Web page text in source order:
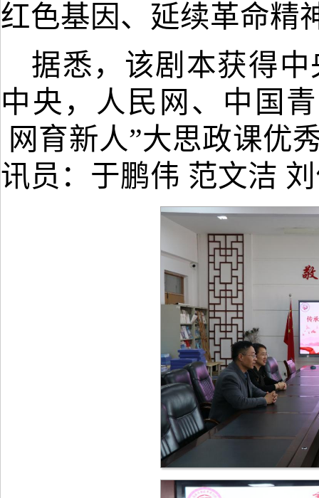
红色基因、延续革命精
据悉， 该剧本获得
中央，人民网、中国
网育新人”大思政课优
讯员： 于鹏伟 范文洁